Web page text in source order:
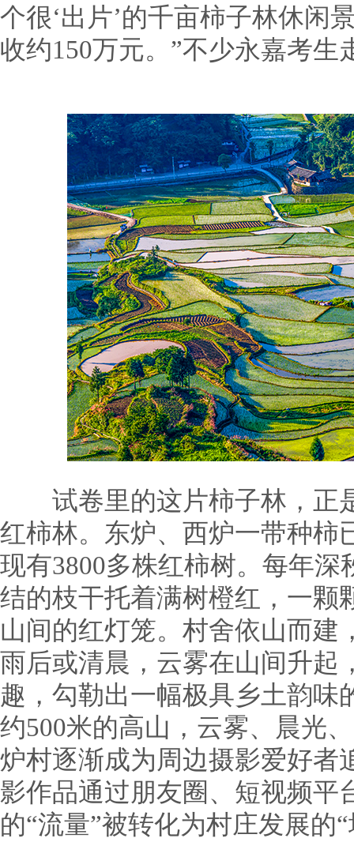
个很‘出片’的千亩柿子林休闲
收约150万元。”不少永嘉考生
试卷里的这片柿子林，正
红柿林。东炉、西炉一带种柿
现有3800多株红柿树。每年
结的枝干托着满树橙红，一颗
山间的红灯笼。村舍依山而建
雨后或清晨，云雾在山间升起
趣，勾勒出一幅极具乡土韵味
约500米的高山，云雾、晨光
炉村逐渐成为周边摄影爱好者
影作品通过朋友圈、短视频平
的“流量”被转化为村庄发展的